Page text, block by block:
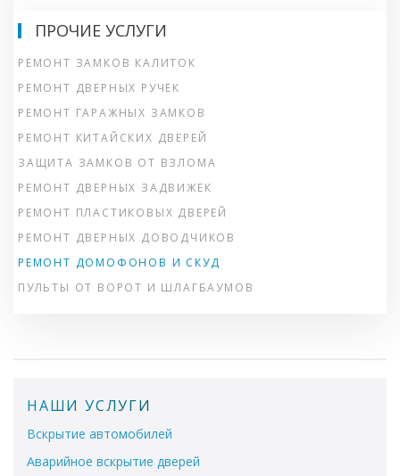
ПРОЧИЕ УСЛУГИ
РЕМОНТ ЗАМКОВ КАЛИТОК
РЕМОНТ ДВЕРНЫХ РУЧЕК
РЕМОНТ ГАРАЖНЫХ ЗАМКОВ
РЕМОНТ КИТАЙСКИХ ДВЕРЕЙ
ЗАЩИТА ЗАМКОВ ОТ ВЗЛОМА
РЕМОНТ ДВЕРНЫХ ЗАДВИЖЕК
РЕМОНТ ПЛАСТИКОВЫХ ДВЕРЕЙ
РЕМОНТ ДВЕРНЫХ ДОВОДЧИКОВ
РЕМОНТ ДОМОФОНОВ И СКУД
ПУЛЬТЫ ОТ ВОРОТ И ШЛАГБАУМОВ
НАШИ УСЛУГИ
Вскрытие автомобилей
Аварийное вскрытие дверей